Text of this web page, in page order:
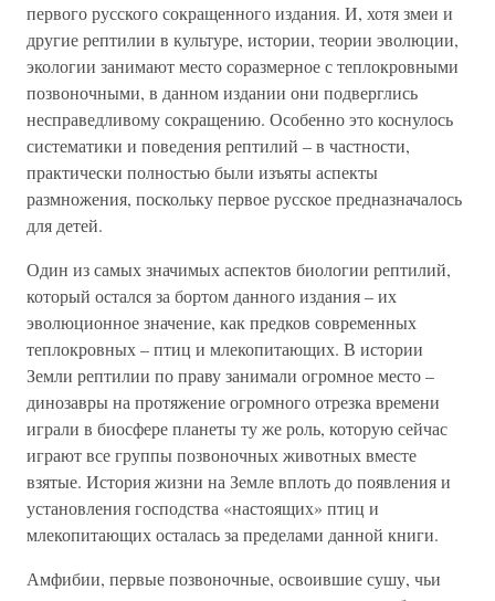
первого русского сокращенного издания. И, хотя змеи и
другие рептилии в культуре, истории, теории эволюции,
экологии занимают место соразмерное с теплокровными
позвоночными, в данном издании они подверглись
несправедливому сокращению. Особенно это коснулось
систематики и поведения рептилий – в частности,
практически полностью были изъяты аспекты
размножения, поскольку первое русское предназначалось
для детей.
Один из самых значимых аспектов биологии рептилий,
который остался за бортом данного издания – их
эволюционное значение, как предков современных
теплокровных – птиц и млекопитающих. В истории
Земли рептилии по праву занимали огромное место –
динозавры на протяжение огромного отрезка времени
играли в биосфере планеты ту же роль, которую сейчас
играют все группы позвоночных животных вместе
взятые. История жизни на Земле вплоть до появления и
установления господства «настоящих» птиц и
млекопитающих осталась за пределами данной книги.
Амфибии, первые позвоночные, освоившие сушу, чьи